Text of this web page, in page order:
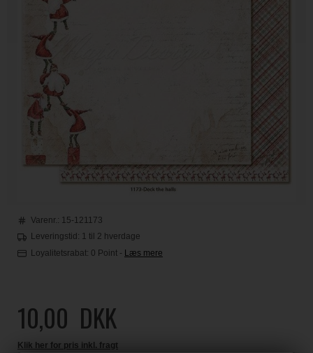
Varenr.: 15-121173
Leveringstid: 1 til 2 hverdage
Loyalitetsrabat: 0 Point - Læs mere
10,00 DKK
Klik her for pris inkl. fragt